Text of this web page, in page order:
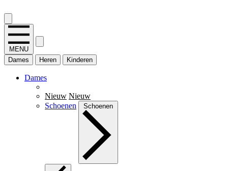
MENU
Dames
Heren Kinderen
Dames
Nieuw Nieuw
Schoenen
Schoenen